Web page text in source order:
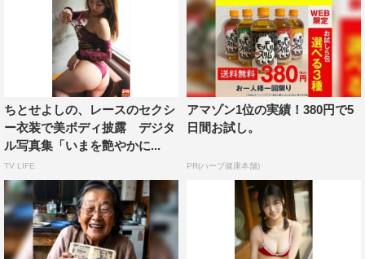
ちとせよしの、レースのセクシ
ー衣装で美ボディ披露 デジタ
ル写真集「いまを艶やかに...
TV LIFE
アマゾン1位の実績！380円で5
日間お試し。
PR(ハーブ健康本舗)